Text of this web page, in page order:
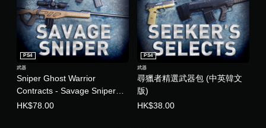
Sniper Ghost Warrior
Contracts - Savage Sniper
Weapons Pack (中英韓文版)
PS4
武器
HK$78.00
尋獵者精選武器包 (中英韓文
版)
PS4
武器
HK$38.00